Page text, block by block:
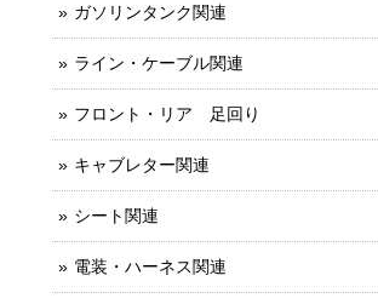
ガソリンタンク関連
ライン・ケーブル関連
フロント・リア 足回り
キャブレター関連
シート関連
電装・ハーネス関連